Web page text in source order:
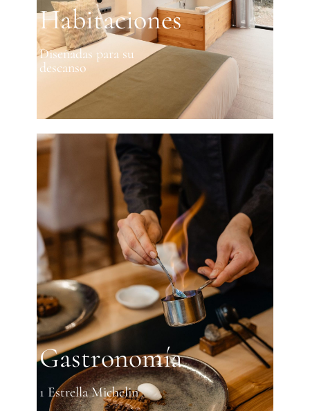
Habitaciones
Diseñadas para su
descanso
Gastronomía
1 Estrella Michelin